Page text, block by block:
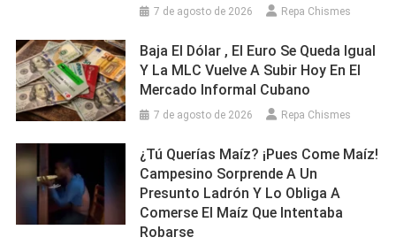
7 de agosto de 2026 Repa Chismes
Baja El Dólar , El Euro Se Queda Igual
Y La MLC Vuelve A Subir Hoy En El
Mercado Informal Cubano
7 de agosto de 2026 Repa Chismes
¿Tú Querías Maíz? ¡Pues Come Maíz!
Campesino Sorprende A Un
Presunto Ladrón Y Lo Obliga A
Comerse El Maíz Que Intentaba
Robarse